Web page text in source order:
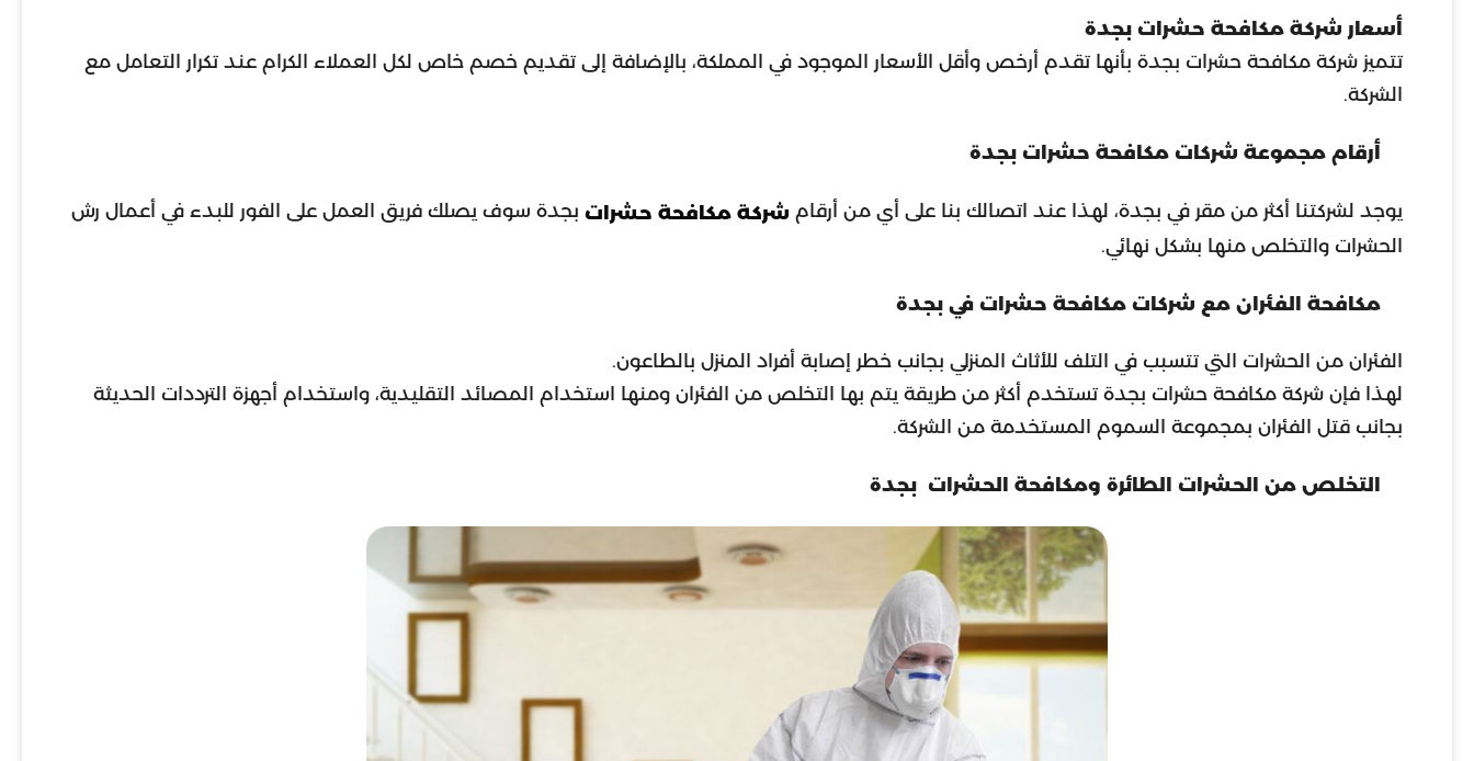
أسعار شركة مكافحة حشرات بجدة
تتميز شركة مكافحة حشرات بجدة بأنها تقدم أرخص وأقل الأسعار الموجود في المملكة، بالإضافة إلى تقديم خصم خاص لكل العملاء الكرام عند تكرار التعامل مع
الشركة.
أرقام مجموعة شركات مكافحة حشرات بجدة
يوجد لشركتنا أكثر من مقر في بجدة، لهذا عند اتصالك بنا على أي من أرقام شركة مكافحة حشرات بجدة سوف يصلك فريق العمل على الفور للبدء في أعمال رش
الحشرات والتخلص منها بشكل نهائي.
مكافحة الفئران مع شركات مكافحة حشرات في بجدة
الفئران من الحشرات التي تتسبب في التلف للأثاث المنزلي بجانب خطر إصابة أفراد المنزل بالطاعون.
لهذا فإن شركة مكافحة حشرات بجدة تستخدم أكثر من طريقة يتم بها التخلص من الفئران ومنها استخدام المصائد التقليدية، واستخدام أجهزة الترددات الحديثة
بجانب قتل الفئران بمجموعة السموم المستخدمة من الشركة.
التخلص من الحشرات الطائرة ومكافحة الحشرات بجدة